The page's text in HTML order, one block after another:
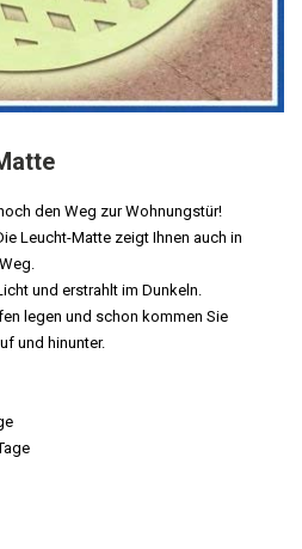
den Weg zur Wohnungstür!
Leucht-Matte zeigt Ihnen auch in
und erstrahlt im Dunkeln.
legen und schon kommen Sie
und hinunter.